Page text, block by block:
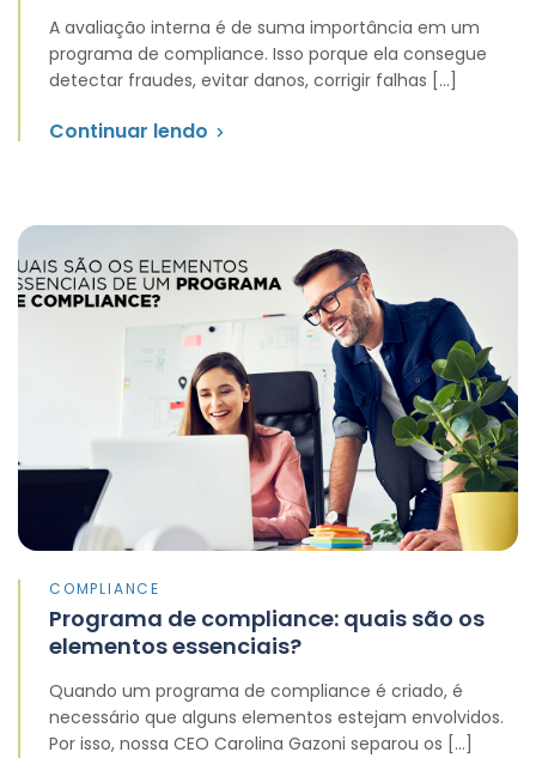
A avaliação interna é de suma importância em um
programa de compliance. Isso porque ela consegue
detectar fraudes, evitar danos, corrigir falhas […]
Continuar lendo
COMPLIANCE
Programa de compliance: quais são os
elementos essenciais?
Quando um programa de compliance é criado, é
necessário que alguns elementos estejam envolvidos.
Por isso, nossa CEO Carolina Gazoni separou os […]